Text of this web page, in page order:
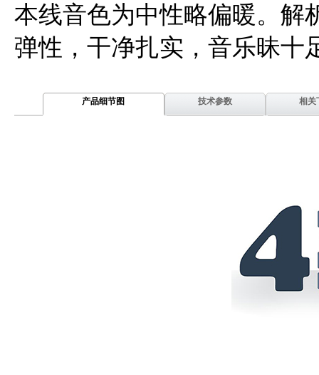
本线音色为中性略偏暖。解
弹性，干净扎实，音乐昧十
产品细节图 技术参数 相关